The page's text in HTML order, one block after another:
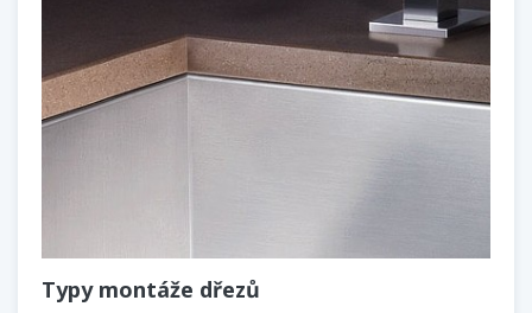
Typy montáže dřezů